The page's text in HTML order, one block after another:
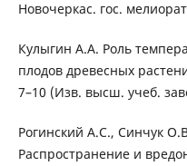
Новочеркас. гос.
Кулыгин А.А. Роль
плодов древесных
7–10 (Изв. высш. учеб.
Рогинский А.С., Синчук
Распространение и